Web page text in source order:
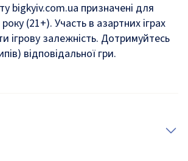
bigkyiv.com.ua призначені для
(21+). Участь в азартних іграх
ігрову залежність. Дотримуйтесь
відповідальної гри.